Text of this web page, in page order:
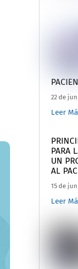
22 de
Leer
PARA
UN
AL
15 de
Leer